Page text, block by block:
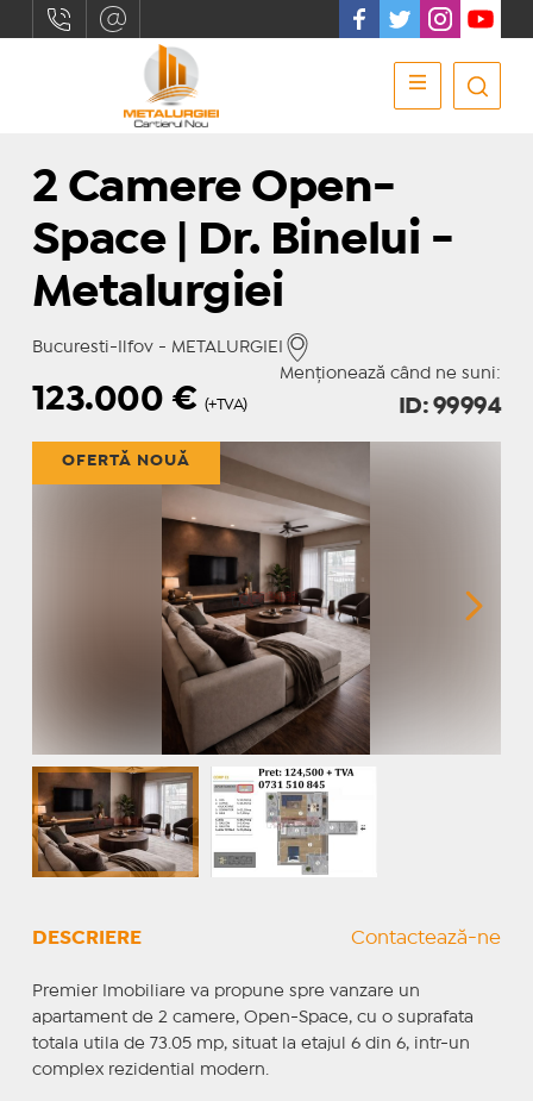
2 Camere Open-
Space | Dr. Binelui -
Metalurgiei
Bucuresti-Ilfov - METALURGIEI
Menționează când ne suni:
123.000 € (+TVA) ID: 99994
OFERTĂ NOUĂ
DESCRIERE Contactează-ne
Premier Imobiliare va propune spre vanzare un
apartament de 2 camere, Open-Space, cu o suprafata
totala utila de 73.05 mp, situat la etajul 6 din 6, intr-un
complex rezidential modern.